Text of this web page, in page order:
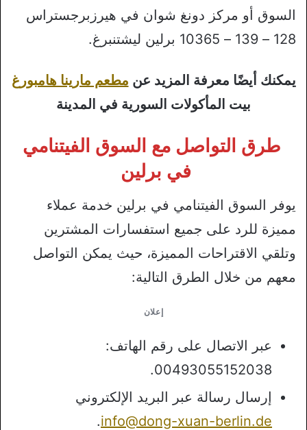
السوق أو مركز دونغ شوان في هيرزبرجستراس
128 – 139 – 10365 برلين ليشتنبرغ.
يمكنك أيضًا معرفة المزيد عن مطعم مارينا هامبورغ
بيت المأكولات السورية في المدينة
طرق التواصل مع السوق الفيتنامي
في برلين
يوفر السوق الفيتنامي في برلين خدمة عملاء
مميزة للرد على جميع استفسارات المشترين
وتلقي الاقتراحات المميزة، حيث يمكن التواصل
معهم من خلال الطرق التالية:
إعلان
عبر الاتصال على رقم الهاتف:
00493055152038.
إرسال رسالة عبر البريد الإلكتروني
info@dong-xuan-berlin.de
.